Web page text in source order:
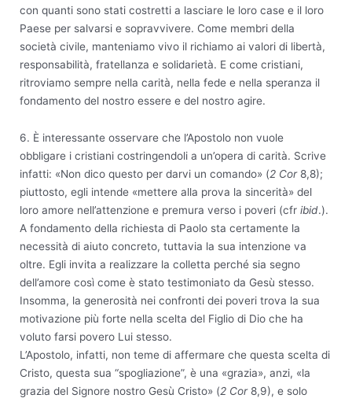
con quanti sono stati costretti a lasciare le loro case e il loro
Paese per salvarsi e sopravvivere. Come membri della
società civile, manteniamo vivo il richiamo ai valori di libertà,
responsabilità, fratellanza e solidarietà. E come cristiani,
ritroviamo sempre nella carità, nella fede e nella speranza il
fondamento del nostro essere e del nostro agire.
6. È interessante osservare che l’Apostolo non vuole
obbligare i cristiani costringendoli a un’opera di carità. Scrive
infatti: «Non dico questo per darvi un comando» (2 Cor8,8);
piuttosto, egli intende «mettere alla prova la sincerità» del
loro amore nell’attenzione e premura verso i poveri (cfr ibid.).
A fondamento della richiesta di Paolo sta certamente la
necessità di aiuto concreto, tuttavia la sua intenzione va
oltre. Egli invita a realizzare la colletta perché sia segno
dell’amore così come è stato testimoniato da Gesù stesso.
Insomma, la generosità nei confronti dei poveri trova la sua
motivazione più forte nella scelta del Figlio di Dio che ha
voluto farsi povero Lui stesso.
L’Apostolo, infatti, non teme di affermare che questa scelta di
Cristo, questa sua “spogliazione”, è una «grazia», anzi, «la
grazia del Signore nostro Gesù Cristo» (2 Cor8,9), e solo